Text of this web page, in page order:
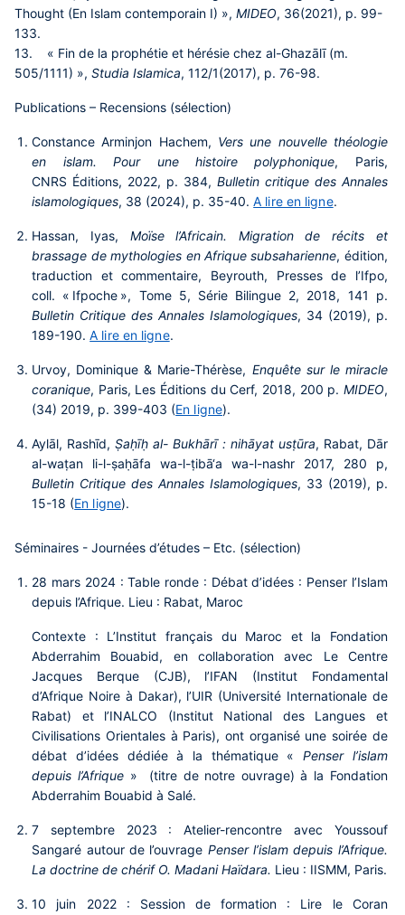
Thought (En Islam contemporain I) », MIDEO, 36(2021), p. 99-
133.
13. « Fin de la prophétie et hérésie chez al-Ghazālī (m.
505/1111) », Studia Islamica, 112/1(2017), p. 76-98.
Publications – Recensions (sélection)
Constance Arminjon Hachem, Vers une nouvelle théologie
en islam. Pour une histoire polyphonique, Paris,
CNRS Éditions, 2022, p. 384, Bulletin critique des Annales
islamologiques, 38 (2024), p. 35-40.A lire en ligne.
Hassan, Iyas, Moïse l’Africain. Migration de récits et
brassage de mythologies en Afrique subsaharienne, édition,
traduction et commentaire, Beyrouth, Presses de l’Ifpo,
coll. « Ifpoche », Tome 5, Série Bilingue 2, 2018, 141 p.
Bulletin Critique des Annales Islamologiques, 34 (2019), p.
189-190.A lire en ligne.
Urvoy, Dominique & Marie-Thérèse, Enquête sur le miracle
coranique, Paris, Les Éditions du Cerf, 2018, 200 p. MIDEO,
(34) 2019, p. 399-403 (En ligne).
Aylāl, Rashīd,Ṣaḥīḥ al- Bukhārī : nihāyat usṭūra, Rabat, Dār
al-waṭan li-l-ṣaḥāfa wa-l-ṭibā‘a wa-l-nashr 2017, 280 p,
Bulletin Critique des Annales Islamologiques, 33 (2019), p.
15-18 (En ligne).
Séminaires - Journées d’études – Etc. (sélection)
28 mars 2024 : Table ronde : Débat d’idées : Penser l’Islam
depuis l’Afrique. Lieu : Rabat, Maroc
Contexte : L’Institut français du Maroc et la Fondation
Abderrahim Bouabid, en collaboration avec Le Centre
Jacques Berque (CJB), l’IFAN (Institut Fondamental
d’Afrique Noire à Dakar), l’UIR (Université Internationale de
Rabat) et l’INALCO (Institut National des Langues et
Civilisations Orientales à Paris), ont organisé une soirée de
débat d’idées dédiée à la thématique « Penser l’islam
depuis l’Afrique » (titre de notre ouvrage) à la Fondation
Abderrahim Bouabid à Salé.
7 septembre 2023 : Atelier-rencontre avec Youssouf
Sangaré autour de l’ouvrage Penser l’islam depuis l’Afrique.
La doctrine de chérif O. Madani Haïdara. Lieu : IISMM, Paris.
10 juin 2022 : Session de formation : Lire le Coran